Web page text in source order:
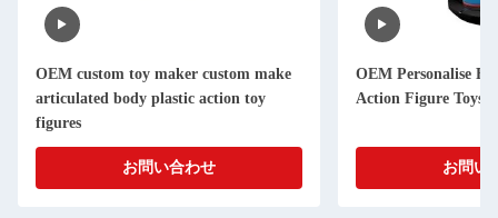
OEM Personalise Fun Pop Spiderman
Action Figure Toys
お問い合わせ
Custom
Figure Toys,